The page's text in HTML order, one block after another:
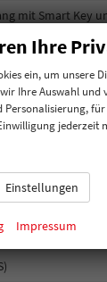
mit Smart Key
für die
Ihre
ein, um unsere
Ihre Auswahl
Personalisierung,
Einstellungen
Impressum